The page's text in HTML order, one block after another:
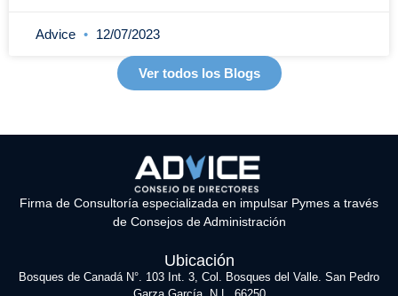
Advice 12/07/2023
Ver todos los Blogs
Firma de Consultoría especializada en impulsar Pymes a través
de Consejos de Administración
Ubicación
Bosques de Canadá N°. 103 Int. 3, Col. Bosques del Valle. San Pedro